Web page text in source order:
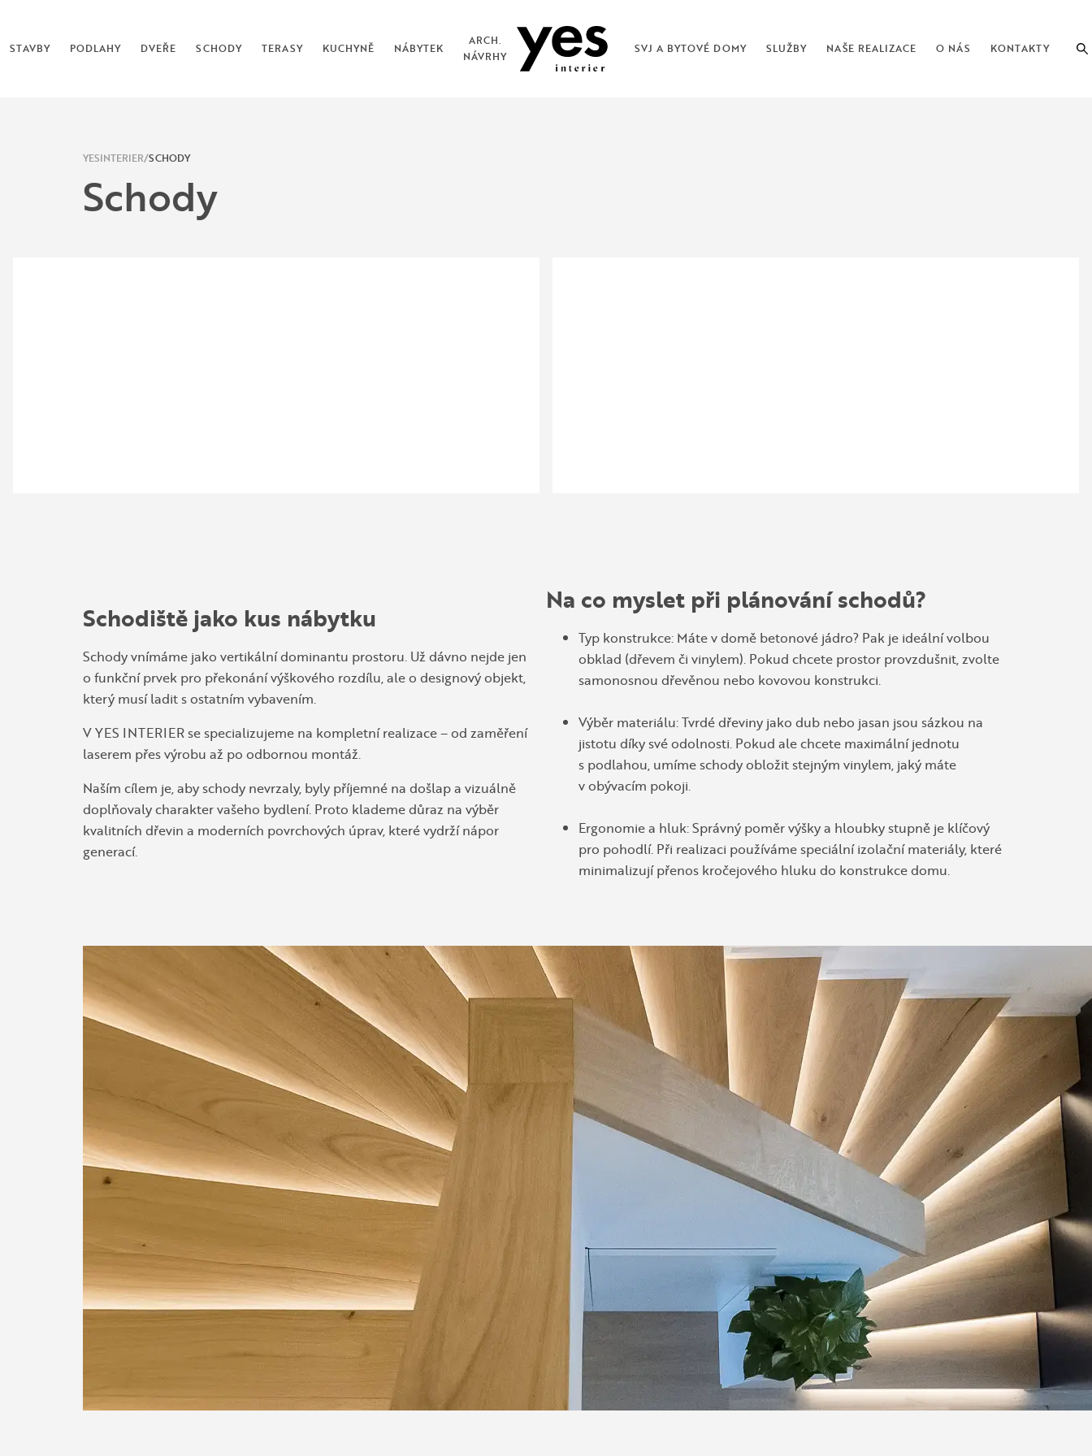
STAVBY PODLAHY DVEŘE SCHODY TERASY KUCHYNĚ NÁBYTEK
ARCH.
NÁVRHY
SVJ A BYTOVÉ DOMY SLUŽBY NAŠE REALIZACE O NÁS KONTAKTY
YESINTERIER SCHODY
Schody
Schodiště jako kus nábytku
Schody vnímáme jako vertikální dominantu prostoru. Už dávno nejde jen
o funkční prvek pro překonání výškového rozdílu, ale o designový objekt,
který musí ladit s ostatním vybavením.
V YES INTERIER se specializujeme na kompletní realizace – od zaměření
laserem přes výrobu až po odbornou montáž.
Naším cílem je, aby schody nevrzaly, byly příjemné na došlap a vizuálně
doplňovaly charakter vašeho bydlení. Proto klademe důraz na výběr
kvalitních dřevin a moderních povrchových úprav, které vydrží nápor
generací.
Na co myslet při plánování schodů?
Typ konstrukce: Máte v domě betonové jádro? Pak je ideální volbou
obklad (dřevem či vinylem). Pokud chcete prostor provzdušnit, zvolte
samonosnou dřevěnou nebo kovovou konstrukci.
Výběr materiálu: Tvrdé dřeviny jako dub nebo jasan jsou sázkou na
jistotu díky své odolnosti. Pokud ale chcete maximální jednotu
s podlahou, umíme schody obložit stejným vinylem, jaký máte
v obývacím pokoji.
Ergonomie a hluk: Správný poměr výšky a hloubky stupně je klíčový
pro pohodlí. Při realizaci používáme speciální izolační materiály, které
minimalizují přenos kročejového hluku do konstrukce domu.
Důležité je stabilní prostředí
Schodiště není jen pojící prvek jednotlivých podlaží. Pokud vnímáme
prostor jako celek, schodiště se stává jeho přirozenou korunou. Vzdušným
elementem, jehož volbou můžete stejně tak získat jako ztratit.
Proto, aby dřevěné schody vydržely krásné co nejdéle je důležité uzpůsobit
i vnitřní podmínky. Vlhkost a teplota jsou dva základní faktory jejíchž
Samozřejmé je, že péči vyžadují i povrchy. Pro úklid je vhodný Bona mop,
případně navlhčený hadr (tak aby nevznikaly mokré fleky), který nezpůsobí
škody v podobě poškrábání. Samotná údržba je poté velmi jednoduchá díky
povrchovému ošetření materiálu.